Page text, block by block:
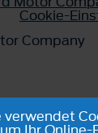
Cookie-
Company
verwendet